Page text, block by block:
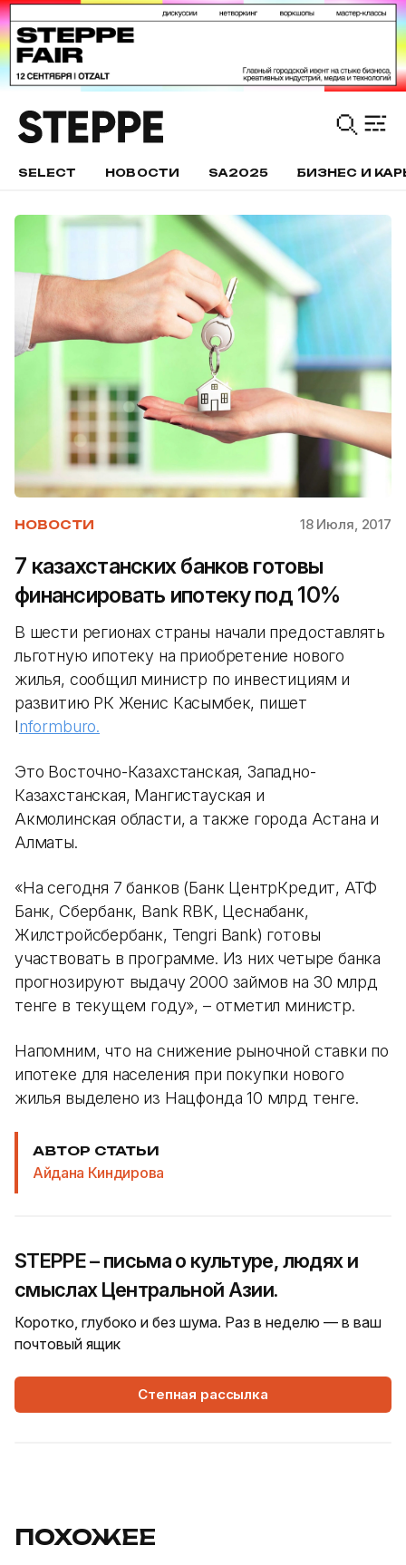
SELECT НОВОСТИ SA2025 БИЗНЕС И
НОВОСТИ 18 Июля, 2017
7 казахстанских банков готовы
финансировать ипотеку под 10%
В шести регионах страны начали предоставлять
льготную ипотеку на приобретение нового
жилья, сообщил министр по инвестициям и
развитию РК Женис Касымбек, пишет
Informburo.
Это Восточно-Казахстанская, Западно-
Казахстанская, Мангистауская и
Акмолинская области, а также города Астана и
Алматы.
«На сегодня 7 банков (Банк ЦентрКредит, АТФ
Банк, Сбербанк, Bank RBK, Цеснабанк,
Жилстройсбербанк, Tengri Bank) готовы
участвовать в программе. Из них четыре банка
прогнозируют выдачу 2000 займов на 30 млрд
тенге в текущем году», – отметил министр.
Напомним, что на снижение рыночной ставки по
ипотеке для населения при покупки нового
жилья выделено из Нацфонда 10 млрд тенге.
АВТОР СТАТЬИ
Айдана Киндирова
STEPPE – письма о культуре, людях и
смыслах Центральной Азии.
Коротко, глубоко и без шума. Раз в неделю — в ваш
почтовый ящик
Степная рассылка
ПОХОЖЕЕ